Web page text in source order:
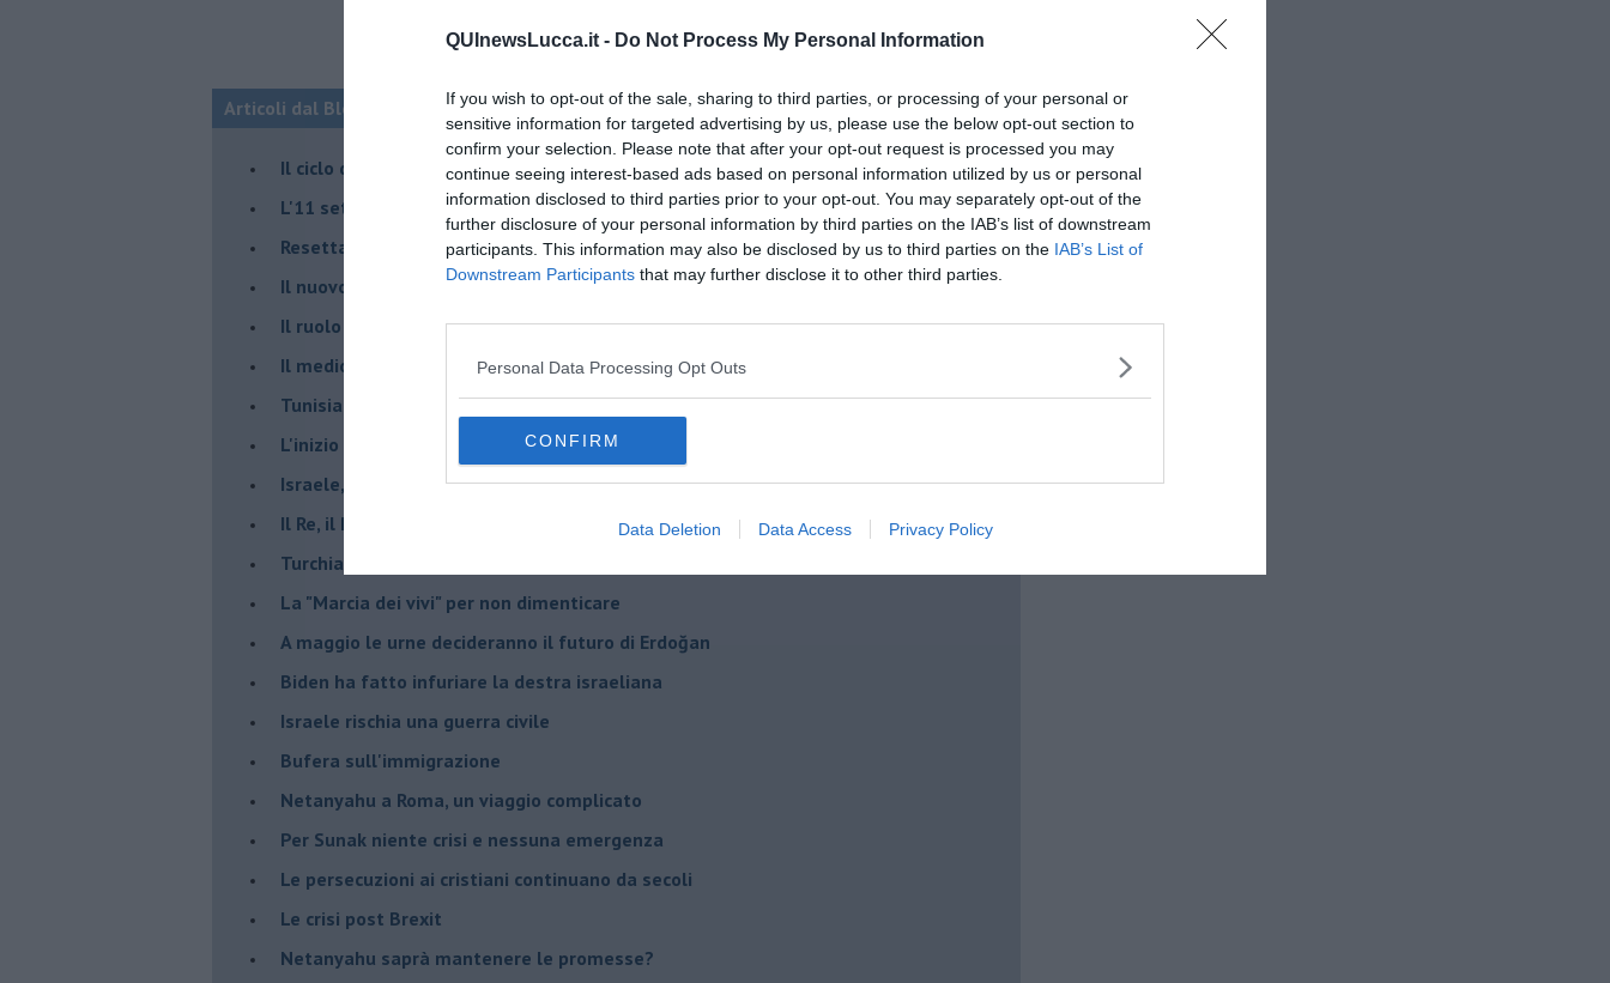
QUInewsLucca.it - Do Not Process My Personal Information
If you wish to opt-out of the sale, sharing to third parties, or processing of your personal or
sensitive information for targeted advertising by us, please use the below opt-out section to
confirm your selection. Please note that after your opt-out request is processed you may
continue seeing interest-based ads based on personal information utilized by us or personal
information disclosed to third parties prior to your opt-out. You may separately opt-out of the
further disclosure of your personal information by third parties on the IAB’s list of downstream
participants. This information may also be disclosed by us to third parties on the IAB’s List of
Downstream Participants that may further disclose it to other third parties.
Personal Data Processing Opt Outs
CONFIRM
Data Deletion Data Access Privacy Policy
Articoli dal Blog “Fauda e balagan” di Alfredo De Girolamo e Enrico Catassi
Il ciclo della violenza in Medioriente
L'11 settembre di Israele è iniziato il 7 ottobre 2023
Resettare l’era di Netanyahu
​Il nuovo corso dell’era di Erdogan
Il ruolo delle diplomazie nei conflitti
Il medioriente di Silvio
Tunisia rischiosa e strategica per l'Italia
L'inizio del “secolo della Turchia”
Israele, deciderà il borsone della spesa
Il Re, il Primo Ministro, il Sindaco e la Brexit
Turchia al voto, Erdogan in bilico
La "Marcia dei vivi" per non dimenticare
A maggio le urne decideranno il futuro di Erdoğan
Biden ha fatto infuriare la destra israeliana
Israele rischia una guerra civile
Bufera sull'immigrazione
Netanyahu a Roma, un viaggio complicato
Per Sunak niente crisi e nessuna emergenza
Le persecuzioni ai cristiani continuano da secoli
Le crisi post Brexit
Netanyahu saprà mantenere le promesse?